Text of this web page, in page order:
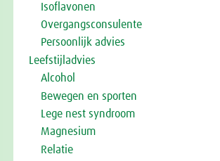
Isoflavonen
Overgangsconsulente
Persoonlijk advies
Leefstijladvies
Alcohol
Bewegen en sporten
Lege nest syndroom
Magnesium
Relatie